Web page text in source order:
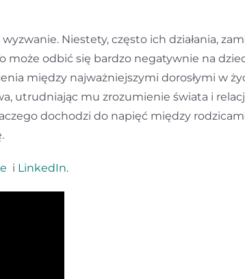
Niestety, często ich działania,
może odbić się bardzo negatywnie na
między najważniejszymi dorosłymi w
utrudniając mu zrozumienie świata i
dochodzi do napięć między
i LinkedIn.